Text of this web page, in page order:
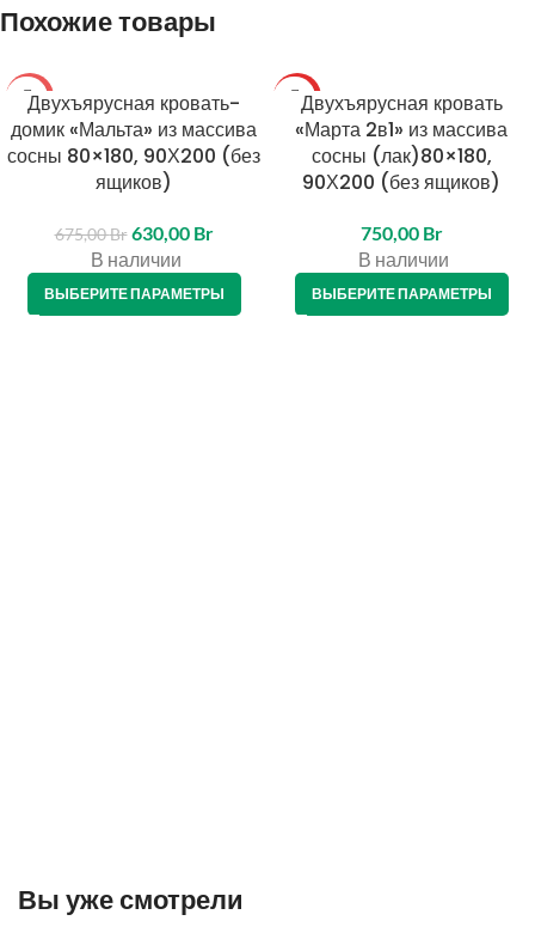
Похожие товары
-7%
Двухъярусная кровать-
домик «Мальта» из массива
сосны 80×180, 90Х200 (без
ящиков)
675,00Br 630,00 Br
В наличии
ВЫБЕРИТЕ ПАРАМЕТРЫ
ТОПДвухъярусная кровать
«Марта 2в1» из массива
сосны (лак)80×180,
90Х200 (без ящиков)
750,00 Br
В наличии
ВЫБЕРИТЕ ПАРАМЕТРЫ
Вы уже смотрели